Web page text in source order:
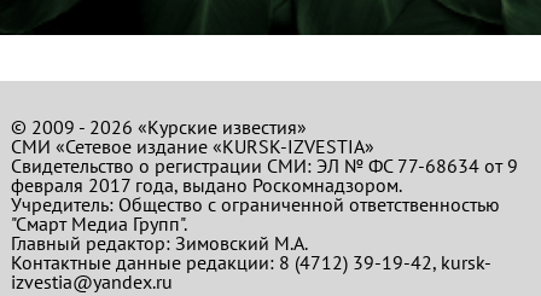
© 2009 - 2026 «Курские известия»
СМИ «Сетевое издание «KURSK-IZVESTIA»
Свидетельство о регистрации СМИ: ЭЛ № ФС 77-68634 от 9
февраля 2017 года, выдано Роскомнадзором.
Учредитель: Общество с ограниченной ответственностью
"Смарт Медиа Групп".
Главный редактор:Зимовский М.А.
Контактные данные редакции: 8 (4712) 39-19-42, kursk-
izvestia@yandex.ru